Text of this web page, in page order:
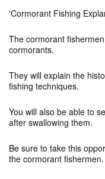
'Cormorant Fishing
The cormorant
cormorants.
They will explain the
fishing techniques.
You will also be able to
after swallowing them.
Be sure to take this
the cormorant fishermen.